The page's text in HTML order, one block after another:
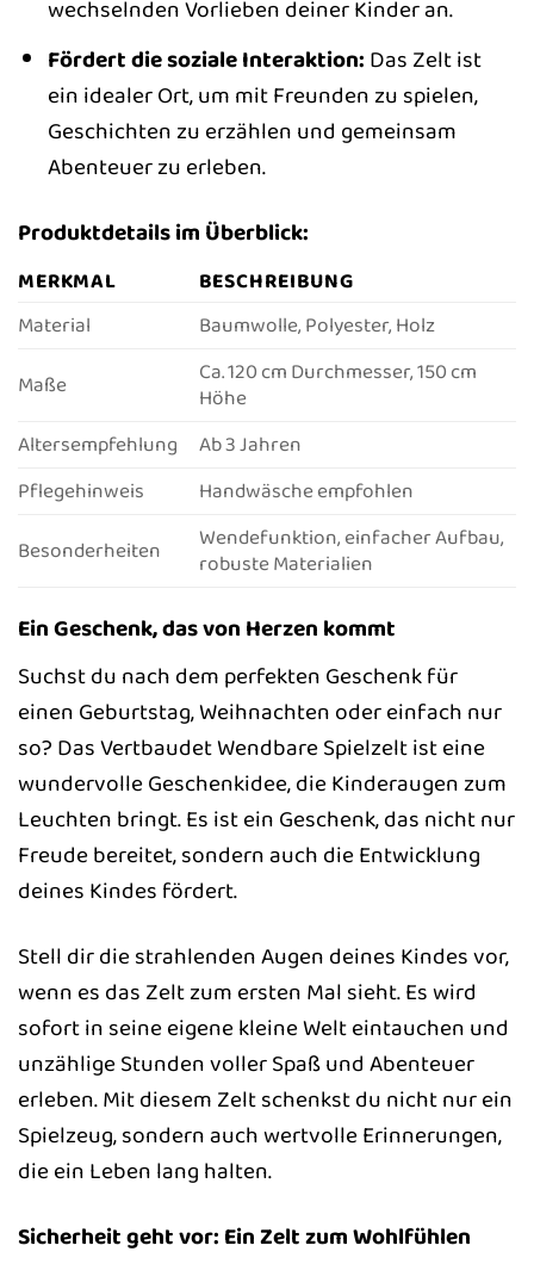
wechselnden Vorlieben deiner Kinder an.
Fördert die soziale Interaktion: Das Zelt ist
ein idealer Ort, um mit Freunden zu spielen,
Geschichten zu erzählen und gemeinsam
Abenteuer zu erleben.
Produktdetails im Überblick:
MERKMAL
BESCHREIBUNG
Material
Baumwolle, Polyester, Holz
Maße
Ca. 120 cm Durchmesser, 150 cm
Höhe
Altersempfehlung
Ab 3 Jahren
Pflegehinweis
Handwäsche empfohlen
Besonderheiten
Wendefunktion, einfacher Aufbau,
robuste Materialien
Ein Geschenk, das von Herzen kommt
Suchst du nach dem perfekten Geschenk für
einen Geburtstag, Weihnachten oder einfach nur
so? Das Vertbaudet Wendbare Spielzelt ist eine
wundervolle Geschenkidee, die Kinderaugen zum
Leuchten bringt. Es ist ein Geschenk, das nicht nur
Freude bereitet, sondern auch die Entwicklung
deines Kindes fördert.
Stell dir die strahlenden Augen deines Kindes vor,
wenn es das Zelt zum ersten Mal sieht. Es wird
sofort in seine eigene kleine Welt eintauchen und
unzählige Stunden voller Spaß und Abenteuer
erleben. Mit diesem Zelt schenkst du nicht nur ein
Spielzeug, sondern auch wertvolle Erinnerungen,
die ein Leben lang halten.
Sicherheit geht vor: Ein Zelt zum Wohlfühlen